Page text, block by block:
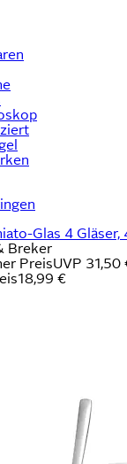
Glas 4 Gläser,
Breker
PreisUVP 31,50
18,99 €